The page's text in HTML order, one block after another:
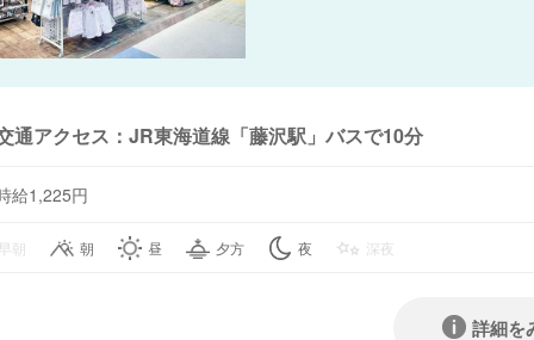
通アクセス：JR東海道線「藤沢駅」バスで10分
給1,225円
朝 朝 昼 夕方 夜 深夜
詳細を